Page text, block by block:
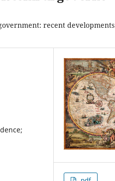
recent developments